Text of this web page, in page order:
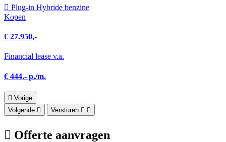
Plug-in Hybride benzine
Kopen
€ 27.950,-
Financial lease v.a.
€ 444,- p./m.
Vorige
Volgende
Versturen
Offerte aanvragen